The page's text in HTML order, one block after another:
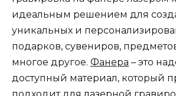
идеальным решением для
уникальных и
подарков, сувениров,
многое другое. Фанера – это
доступный материал, который